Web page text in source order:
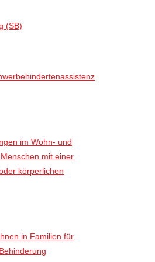
(SB)
im Wohn- und
mit einer
körperlichen
in Familien für